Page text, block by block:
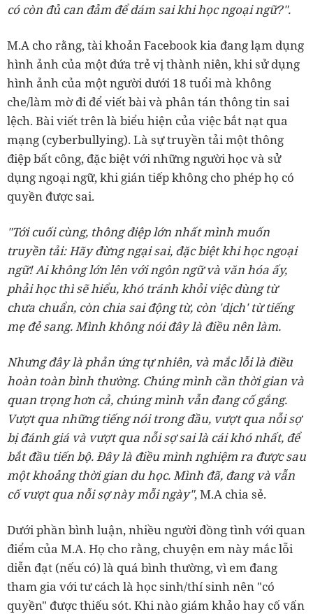
có còn đủ can đảm để dám sai khi học ngoại ngữ?".
M.A cho rằng, tài khoản Facebook kia đang lạm dụng
hình ảnh của một đứa trẻ vị thành niên, khi sử dụng
hình ảnh của một người dưới 18 tuổi mà không
che/làm mờ đi để viết bài và phân tán thông tin sai
lệch. Bài viết trên là biểu hiện của việc bắt nạt qua
mạng (cyberbullying). Là sự truyền tải một thông
điệp bất công, đặc biệt với những người học và sử
dụng ngoại ngữ, khi gián tiếp không cho phép họ có
quyền được sai.
"Tới cuối cùng, thông điệp lớn nhất mình muốn
truyền tải: Hãy đừng ngại sai, đặc biệt khi học ngoại
ngữ! Ai không lớn lên với ngôn ngữ và văn hóa ấy,
phải học thì sẽ hiểu, khó tránh khỏi việc dùng từ
chưa chuẩn, còn chia sai động từ, còn 'dịch' từ tiếng
mẹ đẻ sang. Mình không nói đây là điều nên làm.
Nhưng đây là phản ứng tự nhiên, và mắc lỗi là điều
hoàn toàn bình thường. Chúng mình cần thời gian và
quan trọng hơn cả, chúng mình vẫn đang cố gắng.
Vượt qua những tiếng nói trong đầu, vượt qua nỗi sợ
bị đánh giá và vượt qua nỗi sợ sai là cái khó nhất, để
bắt đầu tiến bộ. Đây là điều mình nghiệm ra được sau
một khoảng thời gian du học. Mình đã, đang và vẫn
cố vượt qua nỗi sợ này mỗi ngày", M.A chia sẻ.
Dưới phần bình luận, nhiều người đồng tình với quan
điểm của M.A. Họ cho rằng, chuyện em này mắc lỗi
diễn đạt (nếu có) là quá bình thường, vì em đang
tham gia với tư cách là học sinh/thí sinh nên "có
quyền" được thiếu sót. Khi nào giám khảo hay cố vấn